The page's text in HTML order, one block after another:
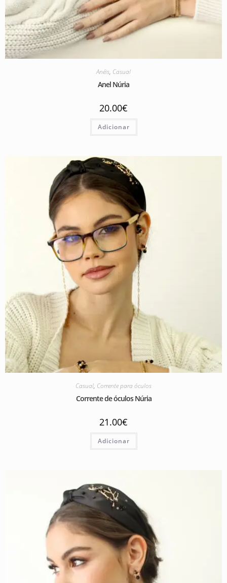
Anéis, Casual
Anel Núria
20.00€
Adicionar
Casual, Corrente para óculos
Corrente de óculos Núria
21.00€
Adicionar